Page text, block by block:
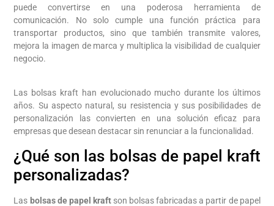
puede convertirse en una poderosa herramienta de
comunicación. No solo cumple una función práctica para
transportar productos, sino que también transmite valores,
mejora la imagen de marca y multiplica la visibilidad de cualquier
negocio.
Las bolsas kraft han evolucionado mucho durante los últimos
años. Su aspecto natural, su resistencia y sus posibilidades de
personalización las convierten en una solución eficaz para
empresas que desean destacar sin renunciar a la funcionalidad.
¿Qué son las bolsas de papel kraft
personalizadas?
Las bolsas de papel kraftson bolsas fabricadas a partir de papel